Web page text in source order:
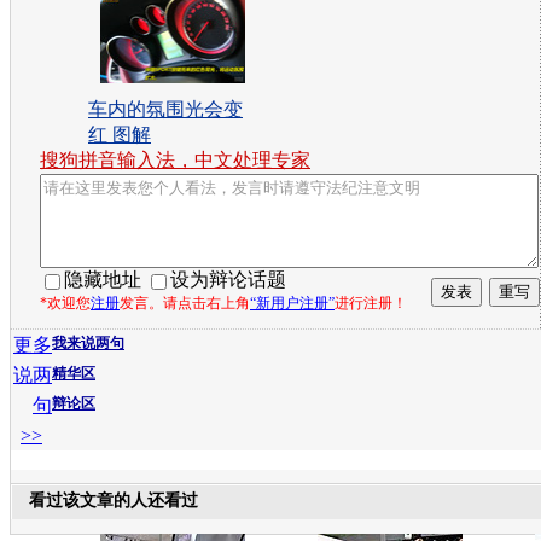
车内的氛围光会变
红 图解
搜狗拼音输入法，中文处理专家
隐藏地址 设为辩论话题
*欢迎您注册发言。请点击右上角“新用户注册”进行注册！
我来说两句
精华区
辩论区
更多
说两
句
>>
看过该文章的人还看过